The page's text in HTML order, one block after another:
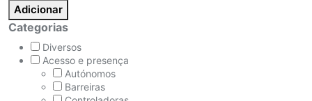
Adicionar
Categorias
Diversos
Acesso e presença
Autónomos
Barreiras